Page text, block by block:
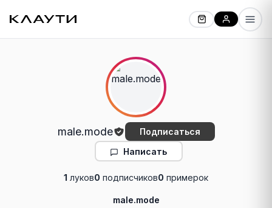
male.mode
Подписаться
Написать
1 луков0 подписчиков0 примерок
male.mode